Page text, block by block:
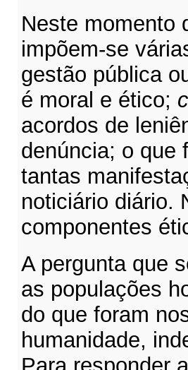
Neste momento
impõem-se
gestão pública
é moral e ético;
acordos de
denúncia; o que
tantas
noticiário diário.
componentes
A pergunta que
as populações
do que foram
humanidade,